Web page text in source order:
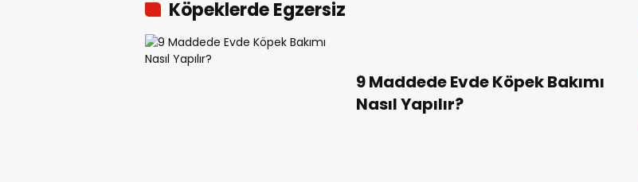
Köpeklerde Egzersiz
9 Maddede Evde Köpek Bakımı
Nasıl Yapılır?